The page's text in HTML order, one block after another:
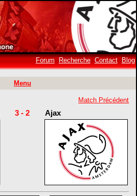
Forum Recherche Contact Blog
Menu
Match Précédent
3 - 2 Ajax